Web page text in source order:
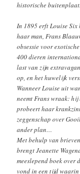
historische
In 1895 erft Louise Six
haar man, Frans
obsessie voor
400 dieren
last van zijn
op, en het huwelijk
Wanneer Louise uit
neemt Frans wraak:
probeert haar
zeggenschap over
ander plan…
Met behulp van
brengt Jeanette
meeslepend boek over
vond in een tijd